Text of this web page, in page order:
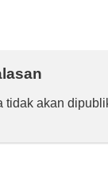
tidak akan